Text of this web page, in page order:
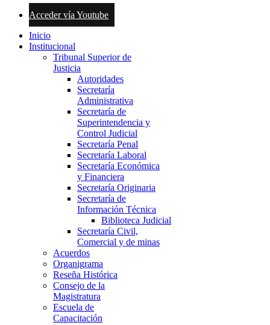
Acceder vía Youtube
Inicio
Institucional
Tribunal Superior de
Justicia
Autoridades
Secretaría
Administrativa
Secretaría de
Superintendencia y
Control Judicial
Secretaría Penal
Secretaría Laboral
Secretaría Económica
y Financiera
Secretaría Originaria
Secretaría de
Información Técnica
Biblioteca Judicial
Secretaría Civil,
Comercial y de minas
Acuerdos
Organigrama
Reseña Histórica
Consejo de la
Magistratura
Escuela de
Capacitación